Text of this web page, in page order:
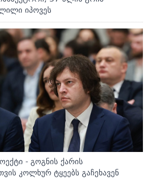
იპოვეს
- გოგნის ქარის
კოლხურ ტყეებს გაჩეხავენ